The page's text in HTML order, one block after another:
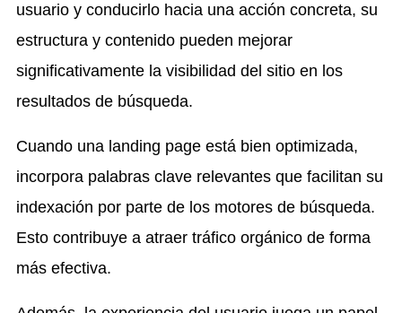
usuario y conducirlo hacia una acción concreta, su
estructura y contenido pueden mejorar
significativamente la visibilidad del sitio en los
resultados de búsqueda.
Cuando una landing page está bien optimizada,
incorpora palabras clave relevantes que facilitan su
indexación por parte de los motores de búsqueda.
Esto contribuye a atraer tráfico orgánico de forma
más efectiva.